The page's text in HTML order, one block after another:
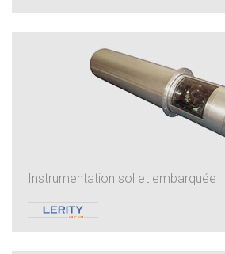
Instrumentation sol et embarquée